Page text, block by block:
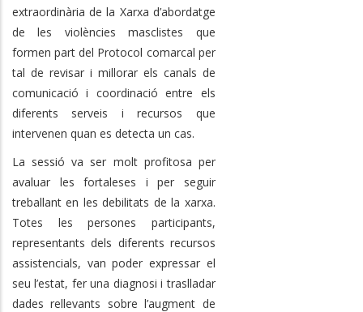
extraordinària de la Xarxa d’abordatge
de les violències masclistes que
formen part del Protocol comarcal per
tal de revisar i millorar els canals de
comunicació i coordinació entre els
diferents serveis i recursos que
intervenen quan es detecta un cas.
La sessió va ser molt profitosa per
avaluar les fortaleses i per seguir
treballant en les debilitats de la xarxa.
Totes les persones participants,
representants dels diferents recursos
assistencials, van poder expressar el
seu l’estat, fer una diagnosi i traslladar
dades rellevants sobre l’augment de